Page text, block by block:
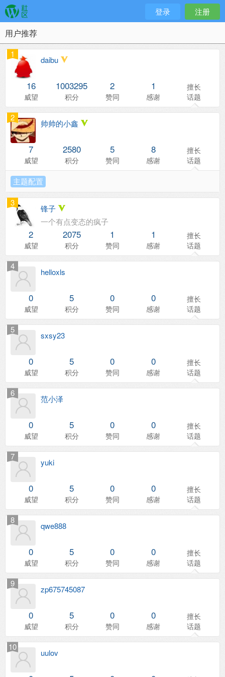
登录 注册
用户推荐
daibu
1
16
威望
1003295
积分
2
赞同
1
感谢
擅长
话题
帅帅的小鑫
2
7
威望
2580
积分
5
赞同
8
感谢
擅长
话题
主题配置
锋子
一个有点变态的疯子
3
2
威望
2075
积分
1
赞同
1
感谢
擅长
话题
helloxls
4
0
威望
5
积分
0
赞同
0
感谢
擅长
话题
sxsy23
5
0
威望
5
积分
0
赞同
0
感谢
擅长
话题
范小泽
6
0
威望
5
积分
0
赞同
0
感谢
擅长
话题
yuki
7
0
威望
5
积分
0
赞同
0
感谢
擅长
话题
qwe888
8
0
威望
5
积分
0
赞同
0
感谢
擅长
话题
zp675745087
9
0
威望
5
积分
0
赞同
0
感谢
擅长
话题
uulov
10